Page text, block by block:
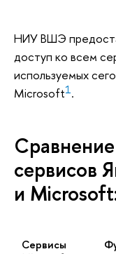
НИУ ВШЭ
доступ ко всем
используемых
Microsoft1.
сервисов
и
Сервисы